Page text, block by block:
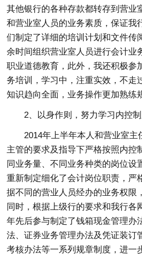
其他银行的各种存款都转存到营业
和营业室人员的业务素质，保证我
们制定了详细的培训计划和文件传
余时间组织营业室人员进行会计业
职业道德教育，此外，我还积极参
务培训，学习中，注重实效，不走
知识趋向全面，业务操作更加熟练
2、以身作则，努力学习内控
2014年上半年本人和营业室主
主管的要求及指导下严格按照内控
同业务量、不同业务种类的岗位设
重新制定细化了会计岗位职责，严
据不同的营业人员经办的业务权限
同时，根据上级行的要求和我行各
年先后参与制定了钱箱现金管理办
法、证券业务管理办法及凭证装订
考核办法等一系列规章制度，进一